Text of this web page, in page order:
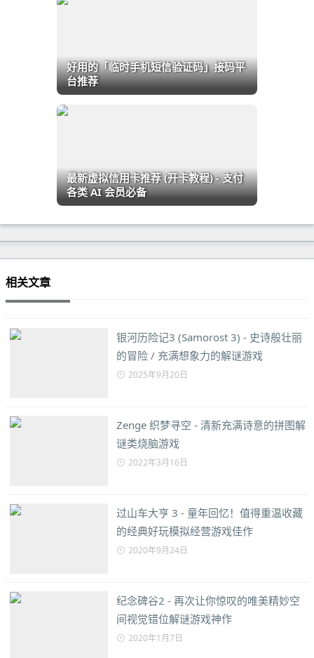
好用的「临时手机短信验证码」接码平
台推荐
最新虚拟信用卡推荐 (开卡教程) - 支付
各类 AI 会员必备
相关文章
银河历险记3 (Samorost 3) - 史诗般壮丽
的冒险 / 充满想象力的解谜游戏
2025年9月20日
Zenge 织梦寻空 - 清新充满诗意的拼图解
谜类烧脑游戏
2022年3月16日
过山车大亨 3 - 童年回忆！值得重温收藏
的经典好玩模拟经营游戏佳作
2020年9月24日
纪念碑谷2 - 再次让你惊叹的唯美精妙空
间视觉错位解谜游戏神作
2020年1月7日